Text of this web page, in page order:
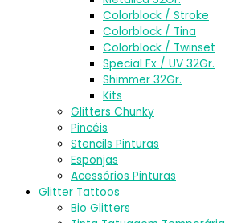
Colorblock / Stroke
Colorblock / Tina
Colorblock / Twinset
Special Fx / UV 32Gr.
Shimmer 32Gr.
Kits
Glitters Chunky
Pincéis
Stencils Pinturas
Esponjas
Acessórios Pinturas
Glitter Tattoos
Bio Glitters